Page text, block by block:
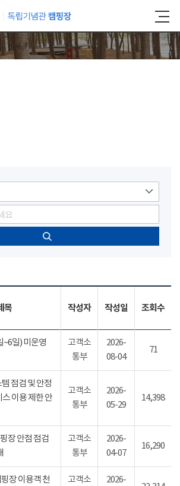
목 작성자 작성일 조회수
~6일) 미운영
고객소
통부
2026-
08-04
71
점검 및 안정
이용 제한 안
고객소
통부
2026-
05-29
14,398
장 안점 점검
고객소
통부
2026-
04-07
16,290
장 이용객 천
고객소
2026-